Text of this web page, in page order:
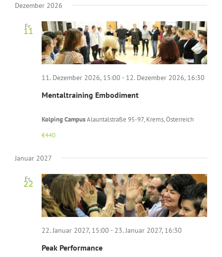
Dezember 2026
Fr.
11
Mentaltraining Embodiment
11. Dezember 2026, 15:00 - 12. Dezember 2026, 16:30
Kolping CampusAlauntalstraße 95-97, Krems, Österreich
€440
Januar 2027
Fr.
22
Peak Performance
22. Januar 2027, 15:00 - 23. Januar 2027, 16:30